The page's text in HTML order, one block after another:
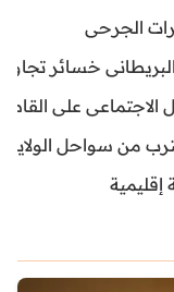
الجرحى
خسائر تجاوزت 1.5 مليار
على القاصرين
من سواحل